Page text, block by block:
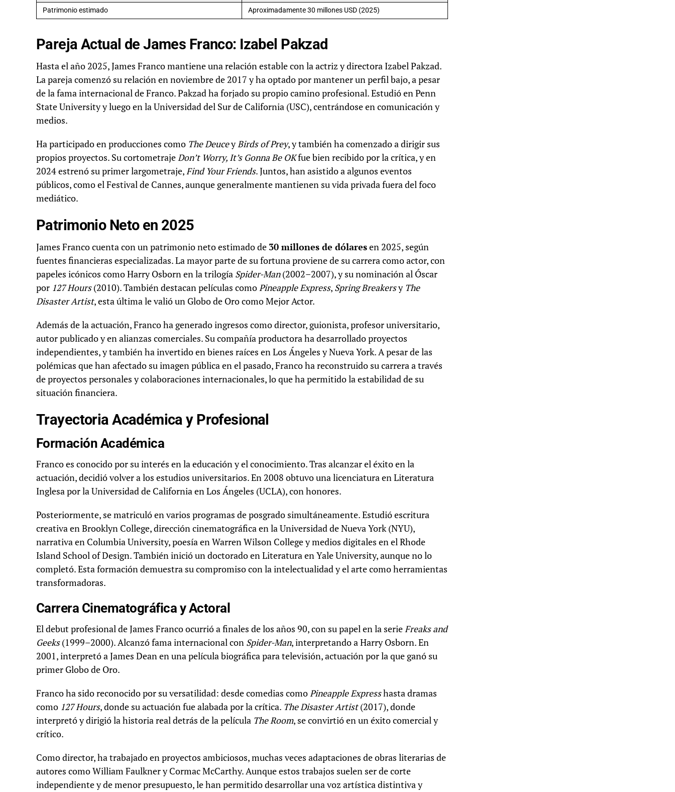
Patrimonio estimado
Aproximadamente 30 millones USD (2025)
Pareja Actual de James Franco: Izabel Pakzad
Hasta el año 2025, James Franco mantiene una relación estable con la actriz y directora Izabel Pakzad.
La pareja comenzó su relación en noviembre de 2017 y ha optado por mantener un perfil bajo, a pesar
de la fama internacional de Franco. Pakzad ha forjado su propio camino profesional. Estudió en Penn
State University y luego en la Universidad del Sur de California (USC), centrándose en comunicación y
medios.
Ha participado en producciones como The DeuceyBirds of Prey, y también ha comenzado a dirigir sus
propios proyectos. Su cortometrajeDon’t Worry, It’s Gonna Be OKfue bien recibido por la crítica, y en
2024 estrenó su primer largometraje,Find Your Friends. Juntos, han asistido a algunos eventos
públicos, como el Festival de Cannes, aunque generalmente mantienen su vida privada fuera del foco
mediático.
Patrimonio Neto en 2025
James Franco cuenta con un patrimonio neto estimado de 30 millones de dólaresen 2025, según
fuentes financieras especializadas. La mayor parte de su fortuna proviene de su carrera como actor, con
papeles icónicos como Harry Osborn en la trilogía Spider-Man(2002–2007), y su nominación al Óscar
por 127 Hours(2010). También destacan películas comoPineapple Express, Spring Breakersy The
Disaster Artist, esta última le valió un Globo de Oro como Mejor Actor.
Además de la actuación, Franco ha generado ingresos como director, guionista, profesor universitario,
autor publicado y en alianzas comerciales. Su compañía productora ha desarrollado proyectos
independientes, y también ha invertido en bienes raíces en Los Ángeles y Nueva York. A pesar de las
polémicas que han afectado su imagen pública en el pasado, Franco ha reconstruido su carrera a través
de proyectos personales y colaboraciones internacionales, lo que ha permitido la estabilidad de su
situación financiera.
Trayectoria Académica y Profesional
Formación Académica
Franco es conocido por su interés en la educación y el conocimiento. Tras alcanzar el éxito en la
actuación, decidió volver a los estudios universitarios. En 2008 obtuvo una licenciatura en Literatura
Inglesa por la Universidad de California en Los Ángeles (UCLA), con honores.
Posteriormente, se matriculó en varios programas de posgrado simultáneamente. Estudió escritura
creativa en Brooklyn College, dirección cinematográfica en la Universidad de Nueva York (NYU),
narrativa en Columbia University, poesía en Warren Wilson College y medios digitales en el Rhode
Island School of Design. También inició un doctorado en Literatura en Yale University, aunque no lo
completó. Esta formación demuestra su compromiso con la intelectualidad y el arte como herramientas
transformadoras.
Carrera Cinematográfica y Actoral
El debut profesional de James Franco ocurrió a finales de los años 90, con su papel en la serieFreaks and
Geeks(1999–2000). Alcanzó fama internacional con Spider-Man, interpretando a Harry Osborn. En
2001, interpretó a James Dean en una película biográfica para televisión, actuación por la que ganó su
primer Globo de Oro.
Franco ha sido reconocido por su versatilidad: desde comedias comoPineapple Expresshasta dramas
como 127 Hours, donde su actuación fue alabada por la crítica. The Disaster Artist(2017), donde
interpretó y dirigió la historia real detrás de la película The Room, se convirtió en un éxito comercial y
crítico.
Como director, ha trabajado en proyectos ambiciosos, muchas veces adaptaciones de obras literarias de
autores como William Faulkner y Cormac McCarthy. Aunque estos trabajos suelen ser de corte
independiente y de menor presupuesto, le han permitido desarrollar una voz artística distintiva y